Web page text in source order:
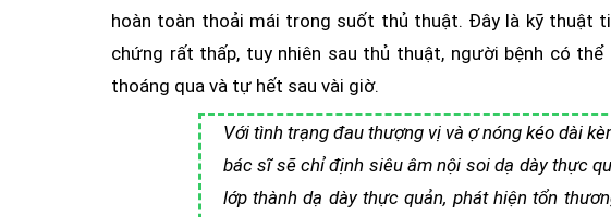
hoàn toàn thoải mái trong suốt thủ thuật. Đây là kỹ thuật
chứng rất thấp, tuy nhiên sau thủ thuật, người bệnh có
thoáng qua và tự hết sau vài giờ.
Với tình trạng đau thượng vị và ợ nóng kéo dài
bác sĩ sẽ chỉ định siêu âm nội soi dạ dày thực
lớp thành dạ dày thực quản, phát hiện tổn